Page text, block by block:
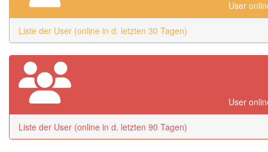
User
Liste der User (online in d. letzten 30 Tagen)
User
Liste der User (online in d. letzten 90 Tagen)